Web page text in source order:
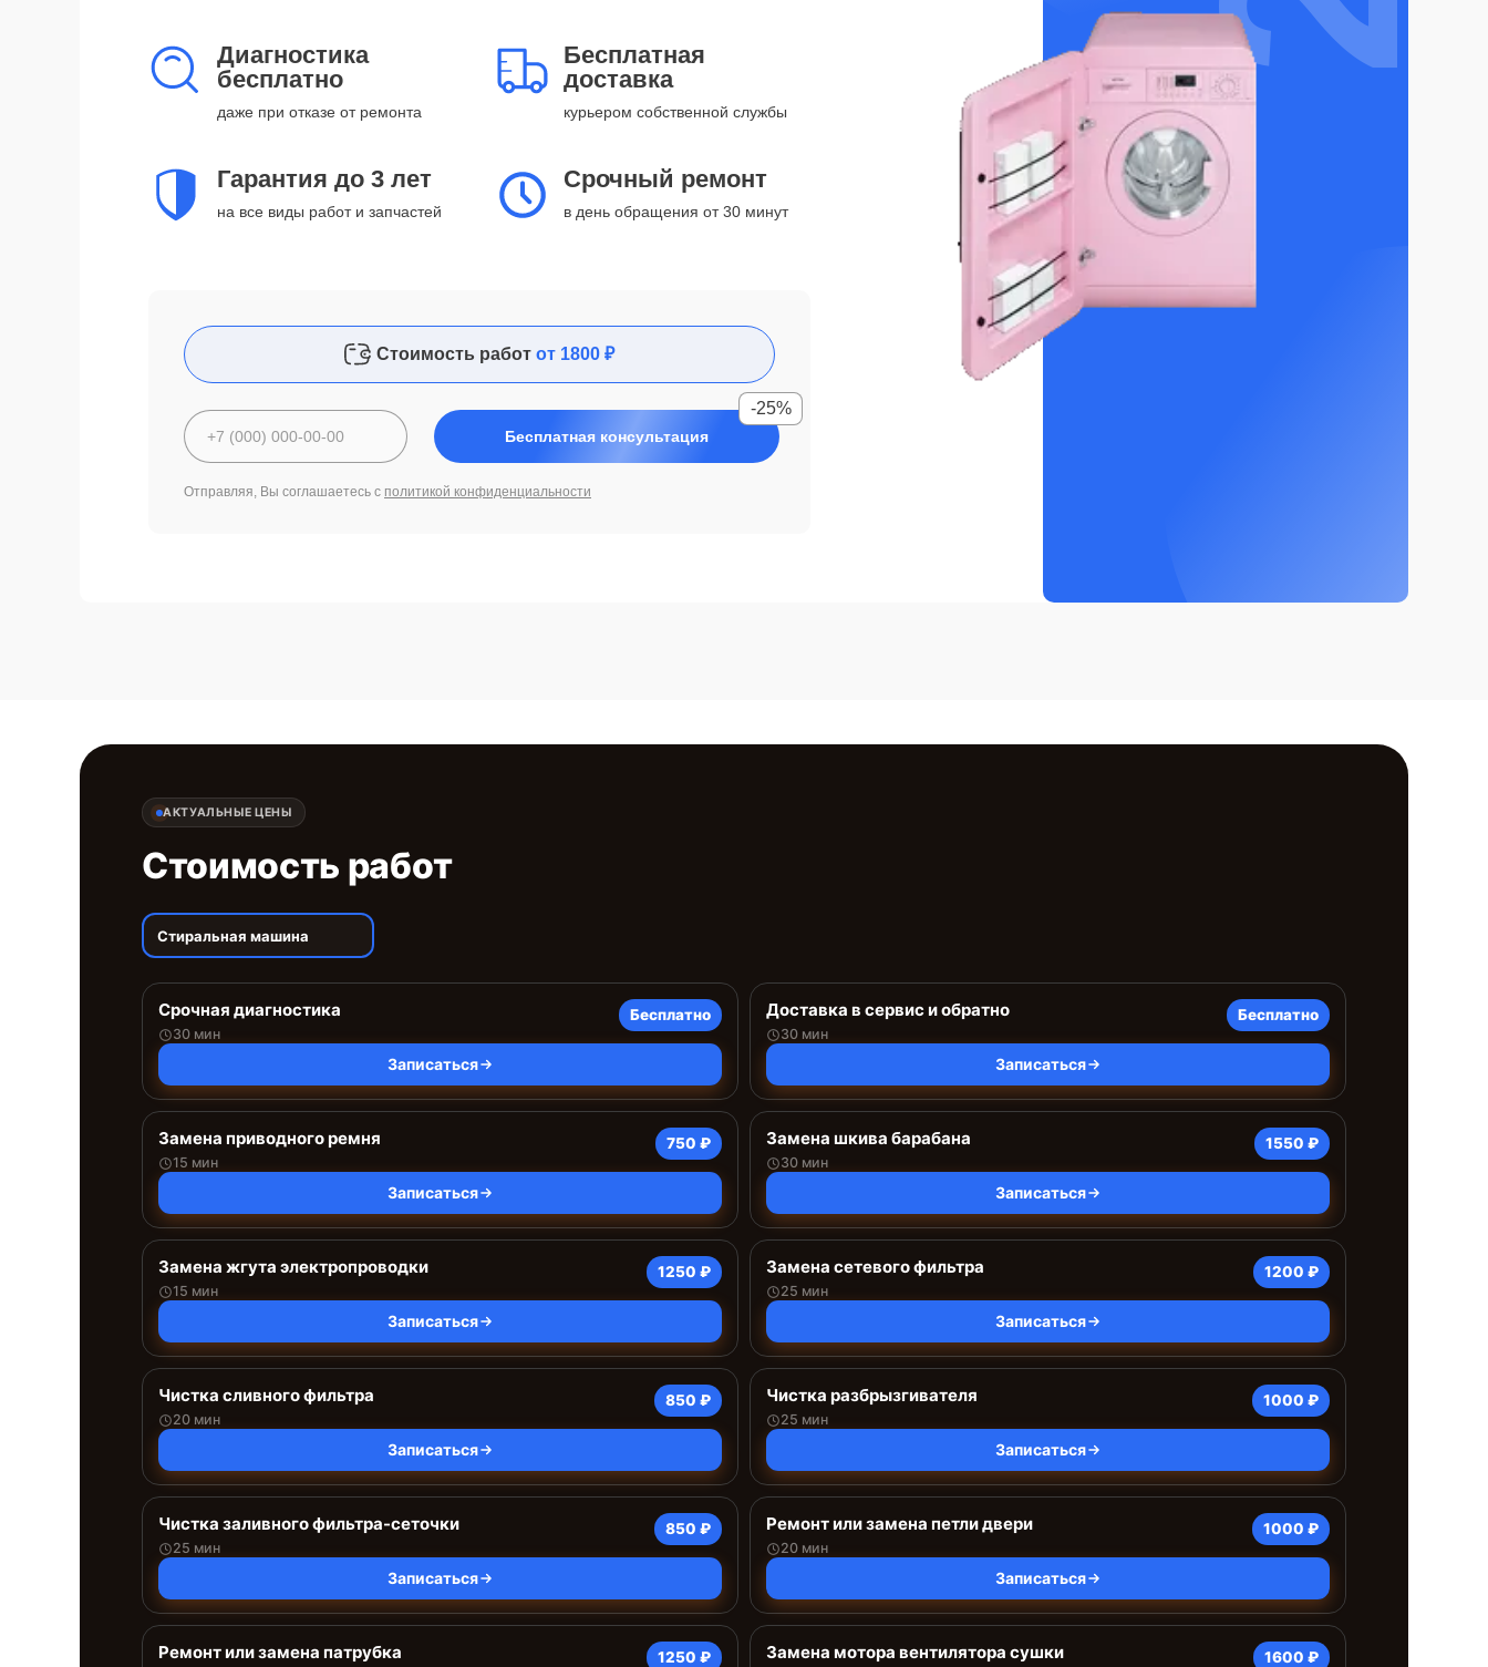
Диагностика
бесплатно
даже при отказе от ремонта
Бесплатная
доставка
курьером собственной службы
Гарантия до 3 лет
на все виды работ и запчастей
Срочный ремонт
в день обращения от 30 минут
Стоимость работ от 1800 ₽
Бесплатная консультация
-25%
Отправляя, Вы соглашаетесь с политикой конфиденциальности
АКТУАЛЬНЫЕ ЦЕНЫ
Стоимость работ
Стиральная машина
Срочная диагностика
30 мин
Бесплатно
Записаться
Доставка в сервис и обратно
30 мин
Бесплатно
Записаться
Замена приводного ремня
15 мин
750 ₽
Записаться
Замена шкива барабана
30 мин
1550 ₽
Записаться
Замена жгута электропроводки
15 мин
1250 ₽
Записаться
Замена сетевого фильтра
25 мин
1200 ₽
Записаться
Чистка сливного фильтра
20 мин
850 ₽
Записаться
Чистка разбрызгивателя
25 мин
1000 ₽
Записаться
Чистка заливного фильтра-сеточки
25 мин
850 ₽
Записаться
Ремонт или замена петли двери
20 мин
1000 ₽
Записаться
Ремонт или замена патрубка 1250 ₽ Замена мотора вентилятора сушки 1600 ₽